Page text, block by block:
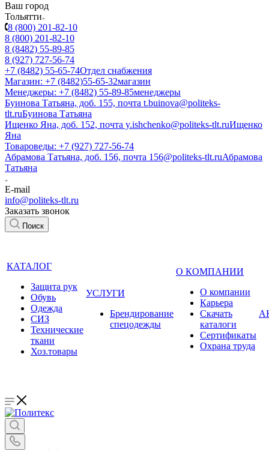
Ваш город
Тольятти
8 (800) 201-82-10
8 (800) 201-82-10
8 (8482) 55-89-85
8 (927) 727-56-74
+7 (8482) 55-65-74Отдел снабжения
Магазин: +7 (8482)55-65-32магазин
Менеджеры: +7 (8482) 55-89-85менеджеры
Буинова Татьяна, доб. 155, почта t.buinova@politeks-
tlt.ruБуинова Татьяна
Ищенко Яна, доб. 152, почта y.ishchenko@politeks-tlt.ruИщенко
Яна
Товароведы: +7 (927) 727-56-74
Абрамова Татьяна, доб. 156, почта 156@politeks-tlt.ruАбрамова
Татьяна
E-mail
info@politeks-tlt.ru
Заказать звонок
Поиск
КАТАЛОГ
Защита рук
Обувь
Одежда
СИЗ
Технические
ткани
Хоз.товары
УСЛУГИ
Брендирование
спецодежды
О КОМПАНИИ
О компании
Карьера
Cкачать
каталоги
Сертификаты
Охрана труда